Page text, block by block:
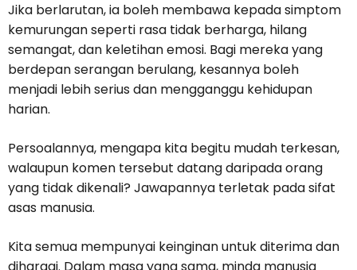
Jika berlarutan, ia boleh membawa kepada simptom
kemurungan seperti rasa tidak berharga, hilang
semangat, dan keletihan emosi. Bagi mereka yang
berdepan serangan berulang, kesannya boleh
menjadi lebih serius dan mengganggu kehidupan
harian.
Persoalannya, mengapa kita begitu mudah terkesan,
walaupun komen tersebut datang daripada orang
yang tidak dikenali? Jawapannya terletak pada sifat
asas manusia.
Kita semua mempunyai keinginan untuk diterima dan